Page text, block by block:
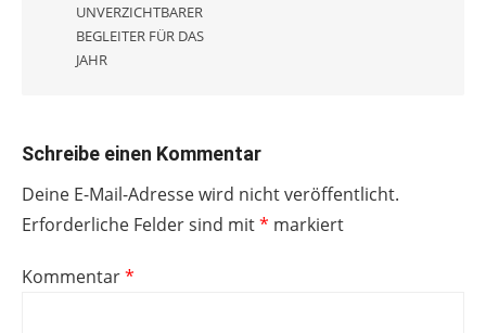
UNVERZICHTBARER
BEGLEITER FÜR DAS
JAHR
Schreibe einen Kommentar
Deine E-Mail-Adresse wird nicht veröffentlicht.
Erforderliche Felder sind mit* markiert
Kommentar*